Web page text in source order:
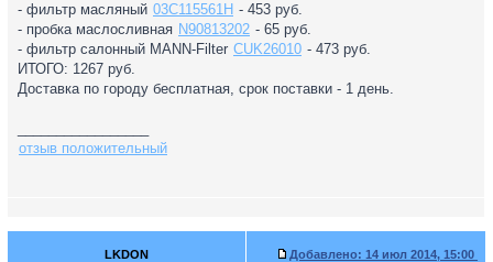
- фильтр масляный 03C115561H - 453 руб.
- пробка маслосливная N90813202 - 65 руб.
- фильтр салонный MANN-Filter CUK26010 - 473 руб.
ИТОГО: 1267 руб.
Доставка по городу бесплатная, срок поставки - 1 день.
отзыв положительный
LKDON Добавлено: 14 июл 2014, 15:00